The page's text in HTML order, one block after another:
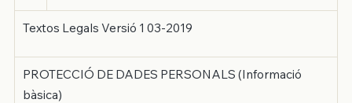
Textos Legals Versió 1 03-2019
PROTECCIÓ DE DADES PERSONALS (Informació
bàsica)